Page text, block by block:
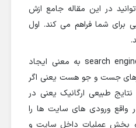
در این مقاله جامع ازش
برای شما فراهم می کند. اول
سئو (seo) search engine optimization به معنی ایجاد
جست و جو هست یعنی اگر
نتایج طبیعی ارگانیک یعنی در
واقع ورودی های سایت ها را
بخش عملیات داخل سایت و